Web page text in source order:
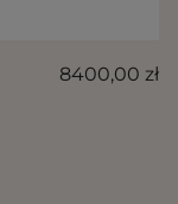
8400,00 zł